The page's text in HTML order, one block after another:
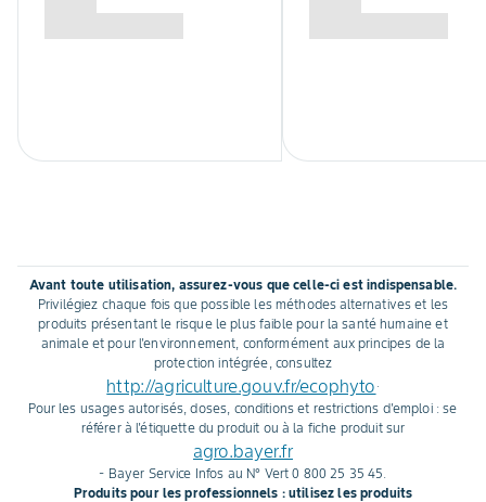
Avant toute utilisation, assurez-vous que celle-ci est indispensable.
Privilégiez chaque fois que possible les méthodes alternatives et les
produits présentant le risque le plus faible pour la santé humaine et
animale et pour l'environnement, conformément aux principes de la
protection intégrée, consultez
http://agriculture.gouv.fr/ecophyto
Pour les usages autorisés, doses, conditions et restrictions d'emploi : se
référer à l'étiquette du produit ou à la fiche produit sur
agro.bayer.fr
- Bayer Service Infos au N° Vert 0 800 25 35 45.
Produits pour les professionnels : utilisez les produits